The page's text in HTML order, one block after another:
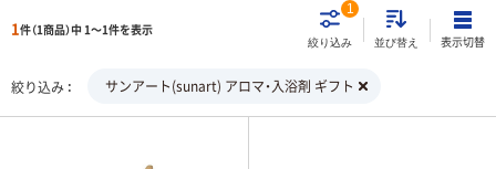
1件（1商品）中 1～1件を表示
絞り込み
1
並び替え 表示切替
絞り込み サンアート(sunart) アロマ・入浴剤 ギフト